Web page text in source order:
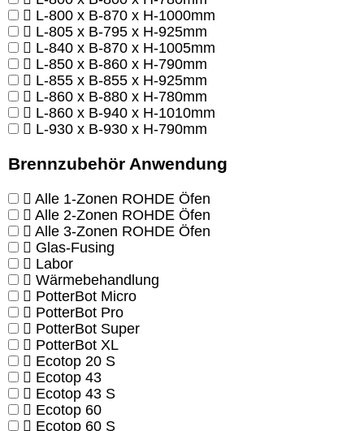
L-800 x B-870 x H-1000mm
L-805 x B-795 x H-925mm
L-840 x B-870 x H-1005mm
L-850 x B-860 x H-790mm
L-855 x B-855 x H-925mm
L-860 x B-880 x H-780mm
L-860 x B-940 x H-1010mm
L-930 x B-930 x H-790mm
Brennzubehör Anwendung
Alle 1-Zonen ROHDE Öfen
Alle 2-Zonen ROHDE Öfen
Alle 3-Zonen ROHDE Öfen
Glas-Fusing
Labor
Wärmebehandlung
PotterBot Micro
PotterBot Pro
PotterBot Super
PotterBot XL
Ecotop 20 S
Ecotop 43
Ecotop 43 S
Ecotop 60
Ecotop 60 S